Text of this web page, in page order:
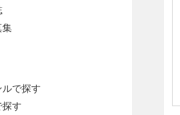
集
ルで探す
探す